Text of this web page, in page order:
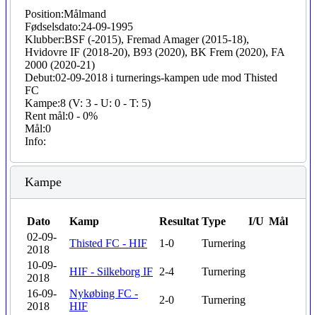
Position:Målmand
Fødselsdato:24-09-1995
Klubber:BSF (-2015), Fremad Amager (2015-18),
Hvidovre IF (2018-20), B93 (2020), BK Frem (2020), FA
2000 (2020-21)
Debut:02-09-2018 i turnerings-kampen ude mod Thisted
FC
Kampe:8 (V: 3 - U: 0 - T: 5)
Rent mål:0 - 0%
Mål:0
Info:
Kampe
Dato Kamp Resultat Type I/U Mål
02-09-
2018
Thisted FC - HIF 1-0
Turnering
10-09-
2018
HIF - Silkeborg IF 2-4
Turnering
16-09-
2018
Nykøbing FC -
HIF
2-0
Turnering